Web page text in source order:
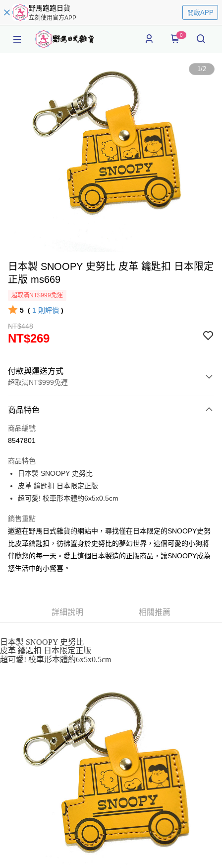
野馬跑跑日貨
立刻使用官方APP
開啟APP
0
1/2
日本製 SNOOPY 史努比 皮革 鑰匙扣 日本限定
正版 ms669
超取滿NT$999免運
5 ( 1 則評價 )
NT$448
NT$269
付款與運送方式
超取滿NT$999免運
信用卡一次付款
信用卡分期付款
合作金庫商業銀行
華南商業銀行
上海商業儲蓄銀行
國泰世華商業銀行
匯豐（台灣）商業銀行
聯邦商業銀行
遠東國際商業銀行
元大商業銀行
永豐商業銀行
台新國際商業銀行
中國信託商業銀行
台灣樂天信用卡公司
超商取貨付款
LINE Pay
街口支付
悠遊付
Google Pay
付款後全家取貨
每筆NT$65，滿NT$999(含以上)免運費
每筆NT$65，滿NT$999(含以上)免運費
每筆NT$65，滿NT$999(含以上)免運費
每筆NT$100，滿NT$999(含以上)免運費
商品特色
商品編號
8547801
商品特色
日本製 SNOOPY 史努比
皮革 鑰匙扣 日本限定正版
超可愛! 校車形本體約6x5x0.5cm
銷售重點
遨遊在野馬日式雜貨的網站中，尋找僅在日本限定的SNOOPY史努
比皮革鑰匙扣，彷彿置身於史努比的夢幻世界，這個可愛的小狗將
伴隨您的每一天。愛上這個日本製造的正版商品，讓SNOOPY成為
您生活中的小驚喜。
詳細說明 相關推薦
日本製 SNOOPY 史努比
皮革 鑰匙扣 日本限定正版
超可愛! 校車形本體約6x5x0.5cm